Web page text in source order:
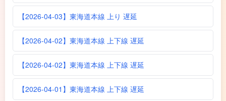
【2026-04-03】東海道本線 上り 遅延
【2026-04-02】東海道本線 上下線 遅延
【2026-04-02】東海道本線 上下線 遅延
【2026-04-01】東海道本線 上下線 遅延